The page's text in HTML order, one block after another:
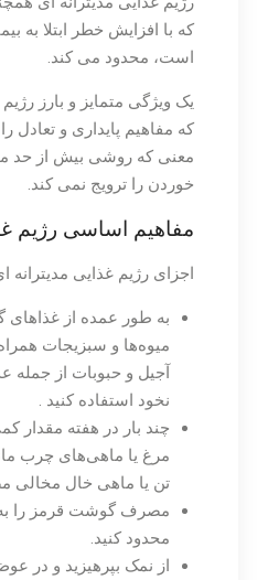
که با افزایش خطر ابتلا به
است، محدود می کند.
یک ویژگی متمایز و بارز
که مفاهیم پایداری و تعادل
معنی که روشی بیش از حد
خوردن را ترویج نمی کند.
مفاهیم اساسی رژیم
اجزای رژیم غذایی مدیترانه
به طور عمده از غذاهای
میوه‌ها و سبزیجات
آجیل و حبوبات از جمله
نخود استفاده کنید .
چند بار در هفته مقدار
مرغ یا ماهی‌های چرب
تن یا ماهی خال مخالی
مصرف گوشت قرمز را به
محدود کنید.
از نمک بپرهیزید و در